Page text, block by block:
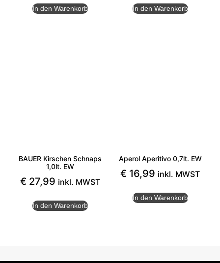
In den Warenkorb In den Warenkorb
BAUER Kirschen Schnaps
1,0lt. EW
€ 27,99 inkl. MWST
In den Warenkorb
Aperol Aperitivo 0,7lt. EW
€ 16,99 inkl. MWST
In den Warenkorb